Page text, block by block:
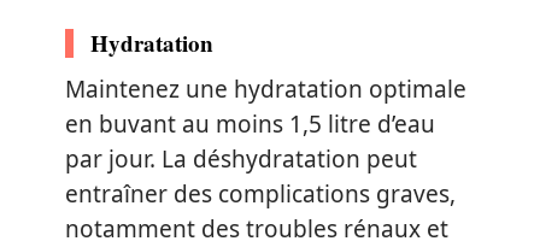
Hydratation
Maintenez une hydratation optimale
en buvant au moins 1,5 litre d’eau
par jour. La déshydratation peut
entraîner des complications graves,
notamment des troubles rénaux et